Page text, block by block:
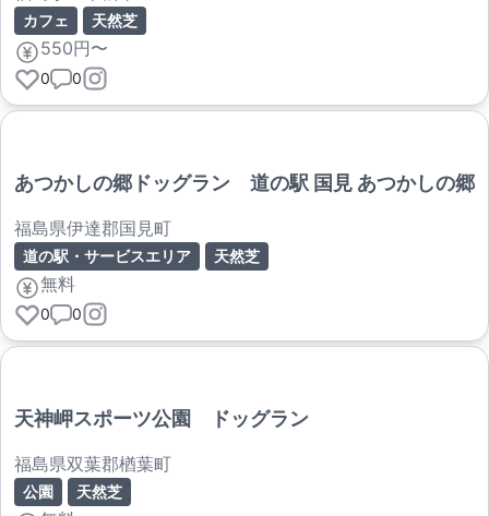
カフェ 天然芝
550円〜
0 0
あつかしの郷ドッグラン 道の駅 国見 あつかしの郷
福島県伊達郡国見町
道の駅・サービスエリア 天然芝
無料
0 0
天神岬スポーツ公園 ドッグラン
福島県双葉郡楢葉町
公園 天然芝